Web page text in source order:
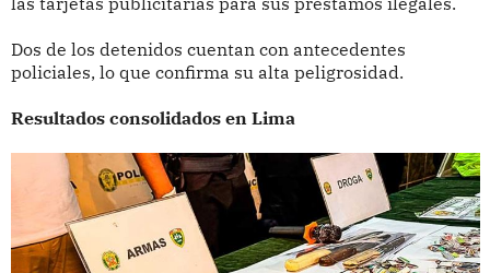
Dos de los detenidos cuentan con antecedentes
policiales, lo que confirma su alta peligrosidad.
Resultados consolidados en Lima